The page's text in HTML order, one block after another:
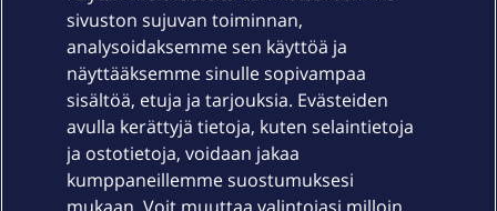
Laitteet & liittymät
Palvelut
sivuston sujuvan toiminnan,
analysoidaksemme sen käyttöä ja
näyttääksemme sinulle sopivampaa
sisältöä, etuja ja tarjouksia. Evästeiden
avulla kerättyjä tietoja, kuten selaintietoja
ja ostotietoja, voidaan jakaa
kumppaneillemme suostumuksesi